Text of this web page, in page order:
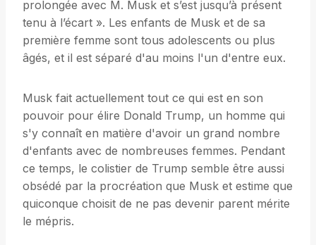
prolongée avec M. Musk et s’est jusqu’à présent
tenu à l’écart ». Les enfants de Musk et de sa
première femme sont tous adolescents ou plus
âgés, et il est séparé d'au moins l'un d'entre eux.
Musk fait actuellement tout ce qui est en son
pouvoir pour élire Donald Trump, un homme qui
s'y connaît en matière d'avoir un grand nombre
d'enfants avec de nombreuses femmes. Pendant
ce temps, le colistier de Trump semble être aussi
obsédé par la procréation que Musk et estime que
quiconque choisit de ne pas devenir parent mérite
le mépris.